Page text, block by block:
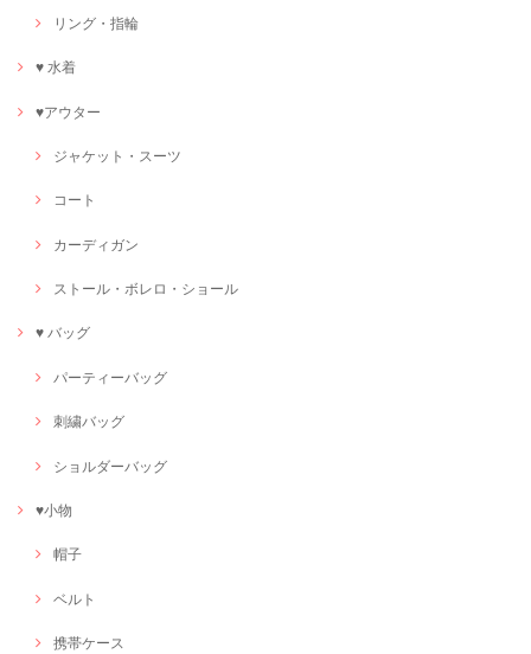
リング・指輪
♥ 水着
♥アウター
ジャケット・スーツ
コート
カーディガン
ストール・ボレロ・ショール
♥ バッグ
パーティーバッグ
刺繍バッグ
ショルダーバッグ
♥小物
帽子
ベルト
携帯ケース